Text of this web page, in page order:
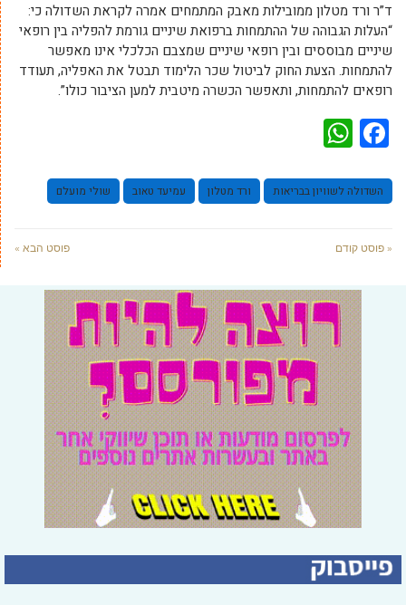
ד”ר ורד מטלון ממובילות מאבק המתמחים אמרה לקראת השדולה כי:
“העלות הגבוהה של ההתמחות ברפואת שיניים גורמת להפליה בין רופאי
שיניים מבוססים ובין רופאי שיניים שמצבם הכלכלי אינו מאפשר
להתמחות. הצעת החוק לביטול שכר הלימוד תבטל את האפליה, תעודד
רופאים להתמחות, ותאפשר הכשרה מיטבית למען הציבור כולו”.
Facebook
השדולה לשוויון בבריאות ורד מטלון עמיעד טאוב שולי מועלם
« פוסט קודם פוסט הבא »